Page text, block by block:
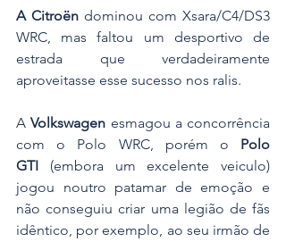
A Citroën dominou com Xsara/C4/DS3
WRC, mas faltou um desportivo de
estrada que verdadeiramente
aproveitasse esse sucesso nos ralis.
A Volkswagen esmagou a concorrência
com o Polo WRC, porém o Polo
GTI (embora um excelente veiculo)
jogou noutro patamar de emoção e
não conseguiu criar uma legião de fãs
idêntico, por exemplo, ao seu irmão de